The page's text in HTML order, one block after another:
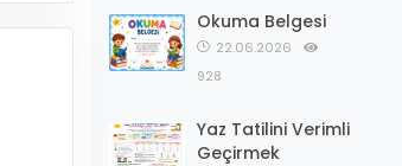
Okuma Belgesi
22.06.2026
928
Yaz Tatilini Verimli
Geçirmek